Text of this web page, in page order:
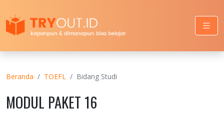
Beranda TOEFL Bidang Studi
MODUL PAKET 16